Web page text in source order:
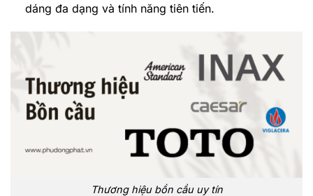
dáng đa dạng và tính năng tiên tiến.
Thương hiệu bồn cầu uy tín